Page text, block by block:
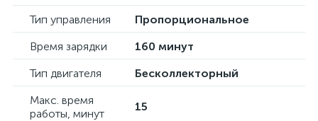
Тип управления
Пропорциональное
Время зарядки
160 минут
Тип двигателя
Бесколлекторный
Макс. время
работы, минут
15